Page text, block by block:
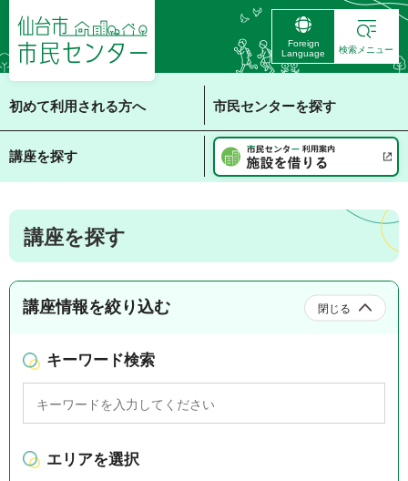
仙台市 市民センタ
ー
Foreign
Language
検索メニュー
初めて利用される方へ 市民センターを探す
講座を探す
講座を探す
講座情報を絞り込む 閉じる
キーワード検索
エリアを選択